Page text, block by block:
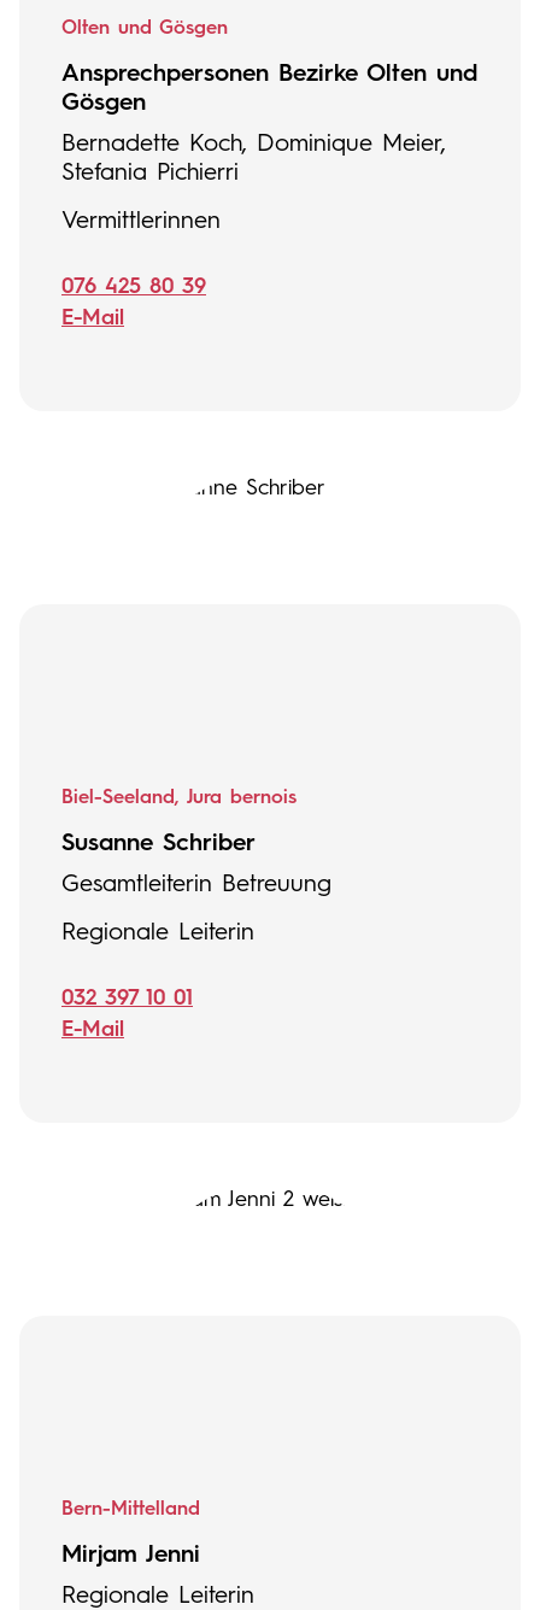
Olten und Gösgen
Ansprechpersonen Bezirke Olten und
Gösgen
Bernadette Koch, Dominique Meier,
Stefania Pichierri
Vermittlerinnen
076 425 80 39
E-Mail
Biel-Seeland, Jura bernois
Susanne Schriber
Gesamtleiterin Betreuung
Regionale Leiterin
032 397 10 01
E-Mail
Bern-Mittelland
Mirjam Jenni
Regionale Leiterin